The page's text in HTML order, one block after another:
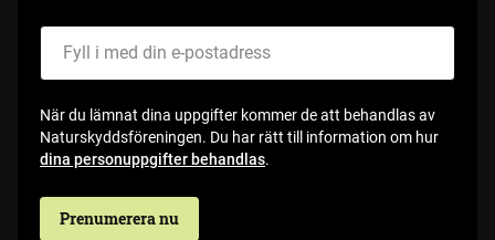
När du lämnat dina uppgifter kommer de att behandlas av
Naturskyddsföreningen. Du har rätt till information om hur
dina personuppgifter behandlas.
Prenumerera nu